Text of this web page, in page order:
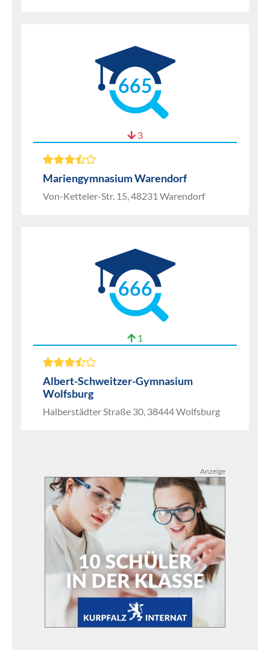
665
3
Mariengymnasium Warendorf
Von-Ketteler-Str. 15, 48231 Warendorf
666
1
Albert-Schweitzer-Gymnasium
Wolfsburg
Halberstädter Straße 30, 38444 Wolfsburg
Anzeige